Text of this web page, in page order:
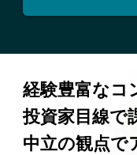
経験豊富なコ
投資家目線で
中立の観点で